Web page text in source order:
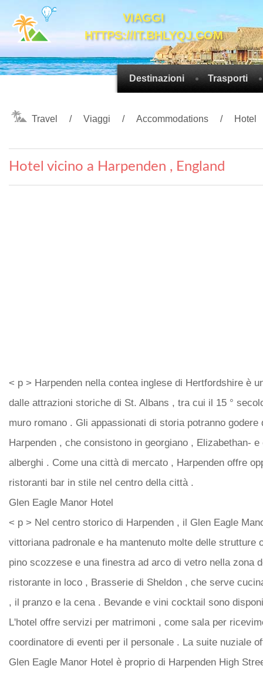
VIAGGI
HTTPS://IT.BHLYQJ.COM
Destinazioni Trasporti
Travel Viaggi Accommodations Hotel
Hotel vicino a Harpenden , England
< p > Harpenden nella contea inglese di Hertfordshire è
dalle attrazioni storiche di St. Albans , tra cui il 15 °
muro romano . Gli appassionati di storia potranno
Harpenden , che consistono in georgiano , Elizabethan-
alberghi . Come una città di mercato , Harpenden offre
ristoranti bar in stile nel centro della città .
Glen Eagle Manor Hotel
< p > Nel centro storico di Harpenden , il Glen Eagle
vittoriana padronale e ha mantenuto molte delle strutture
pino scozzese e una finestra ad arco di vetro nella zona
ristorante in loco , Brasserie di Sheldon , che serve
, il pranzo e la cena . Bevande e vini cocktail sono
L'hotel offre servizi per matrimoni , come sala per
coordinatore di eventi per il personale . La suite nuziale
Glen Eagle Manor Hotel è proprio di Harpenden High